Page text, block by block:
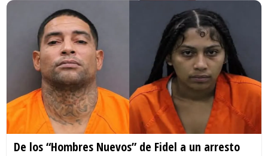
De los “Hombres Nuevos” de Fidel a un arresto